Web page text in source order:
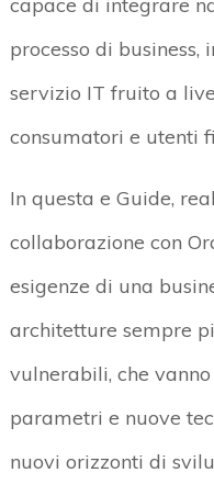
capace di integrare
processo di business,
servizio IT fruito a
consumatori e utenti
In questa e Guide,
collaborazione con
esigenze di una
architetture sempre
vulnerabili, che
parametri e nuove
nuovi orizzonti di